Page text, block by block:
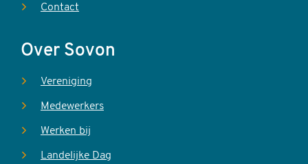
Contact
Over Sovon
Vereniging
Medewerkers
Werken bij
Landelijke Dag